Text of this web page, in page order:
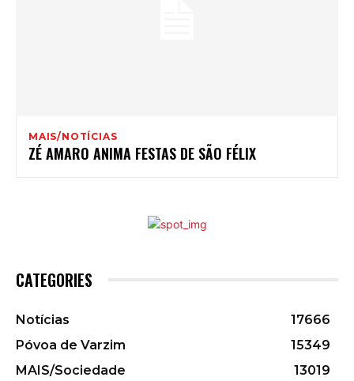
MAIS/NOTÍCIAS
ZÉ AMARO ANIMA FESTAS DE SÃO FÉLIX
CATEGORIES
Notícias
17666
Póvoa de Varzim
15349
MAIS/Sociedade
13019